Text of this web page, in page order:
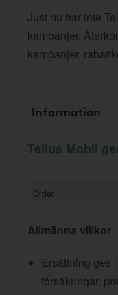
Just nu har inte
kampanjer.
kampanjer,
Information
Tellus Mobil
Order
Allmänna villkor:
Ersättning ges
försäkringar,